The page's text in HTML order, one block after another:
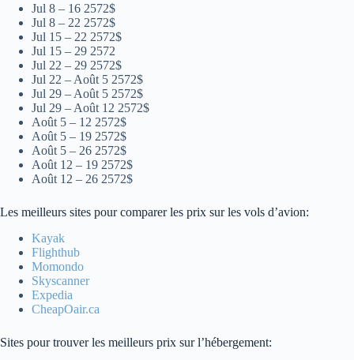
Jul 8 – 16 2572$
Jul 8 – 22 2572$
Jul 15 – 22 2572$
Jul 15 – 29 2572
Jul 22 – 29 2572$
Jul 22 – Août 5 2572$
Jul 29 – Août 5 2572$
Jul 29 – Août 12 2572$
Août 5 – 12 2572$
Août 5 – 19 2572$
Août 5 – 26 2572$
Août 12 – 19 2572$
Août 12 – 26 2572$
Les meilleurs sites pour comparer les prix sur les vols d’avion:
Kayak
Flighthub
Momondo
Skyscanner
Expedia
CheapOair.ca
Sites pour trouver les meilleurs prix sur l’hébergement: